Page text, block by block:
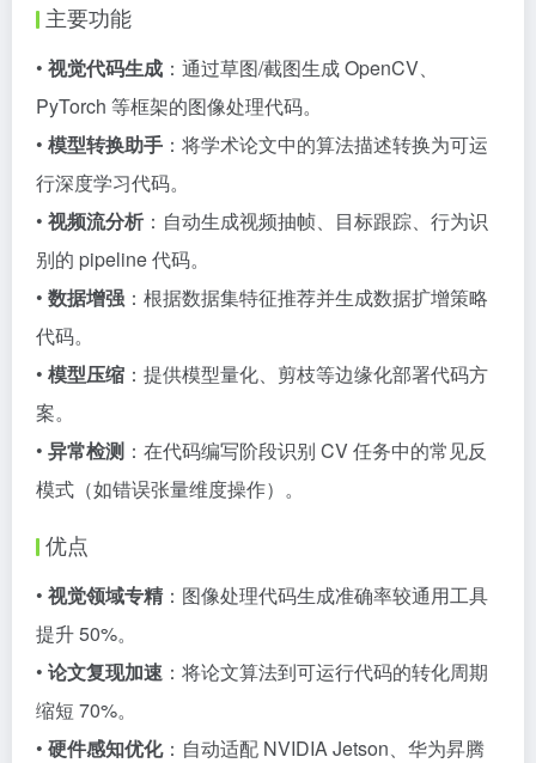
主要功能
• 视觉代码生成 ：通过草图/截图生成 OpenCV、
PyTorch 等框架的图像处理代码。
• 模型转换助手 ：将学术论文中的算法描述转换为可运
行深度学习代码。
• 视频流分析 ：自动生成视频抽帧、目标跟踪、行为识
别的 pipeline 代码。
• 数据增强 ：根据数据集特征推荐并生成数据扩增策略
代码。
• 模型压缩 ：提供模型量化、剪枝等边缘化部署代码方
案。
• 异常检测 ：在代码编写阶段识别 CV 任务中的常见反
模式（如错误张量维度操作）。
优点
• 视觉领域专精：图像处理代码生成准确率较通用工具
提升 50%。
• 论文复现加速 ：将论文算法到可运行代码的转化周期
缩短 70%。
• 硬件感知优化：自动适配 NVIDIA Jetson、华为昇腾